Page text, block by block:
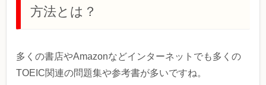
方法とは？
多くの書店やAmazonなどインターネットでも多くの
TOEIC関連の問題集や参考書が多いですね。